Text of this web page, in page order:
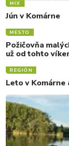
MIX
Jún v Komárne
MESTO
Požičovňa
už od tohto
REGIÓN
Leto v